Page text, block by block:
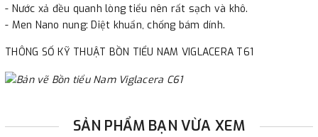
- Sau khi có thông tin xác thực đã chuyển tiền của quý
khách, chúng tôi sẽ thực hiện đơn hàng theo yêu cầu.
- Nước xả đều quanh lòng tiểu nên rất sạch và khô.
- Men Nano nung: Diệt khuẩn, chống bám dính.
THÔNG SỐ KỸ THUẬT BỒN TIỂU NAM VIGLACERA T61
SẢN PHẨM BẠN VỪA XEM